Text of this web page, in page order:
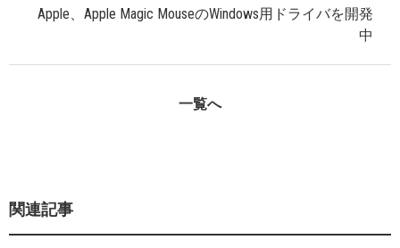
Apple、Apple Magic MouseのWindows用ドライバを開発
中
一覧へ
関連記事